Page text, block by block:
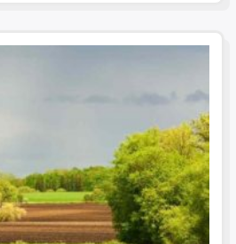
și dezvoltarea infrastructurii